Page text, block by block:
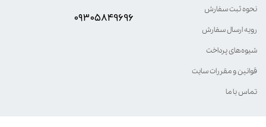
نحوه ثبت سفارش
رویه ارسال سفارش
شیوه‌های پرداخت
قوانین و مقررات سایت
تماس با ما
۰۹۳۰۵8۴9696